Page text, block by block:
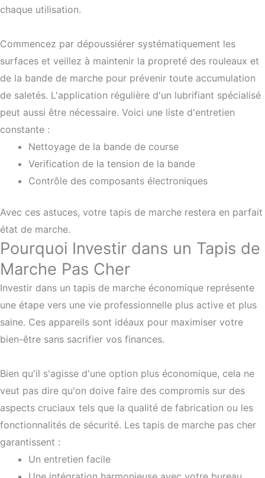
chaque utilisation.
Commencez par dépoussiérer systématiquement les
surfaces et veillez à maintenir la propreté des rouleaux et
de la bande de marche pour prévenir toute accumulation
de saletés. L'application régulière d'un lubrifiant spécialisé
peut aussi être nécessaire. Voici une liste d'entretien
constante :
Nettoyage de la bande de course
Verification de la tension de la bande
Contrôle des composants électroniques
Avec ces astuces, votre tapis de marche restera en parfait
état de marche.
Pourquoi Investir dans un Tapis de
Marche Pas Cher
Investir dans un tapis de marche économique représente
une étape vers une vie professionnelle plus active et plus
saine. Ces appareils sont idéaux pour maximiser votre
bien-être sans sacrifier vos finances.
Bien qu'il s'agisse d'une option plus économique, cela ne
veut pas dire qu'on doive faire des compromis sur des
aspects cruciaux tels que la qualité de fabrication ou les
fonctionnalités de sécurité. Les tapis de marche pas cher
garantissent :
Un entretien facile